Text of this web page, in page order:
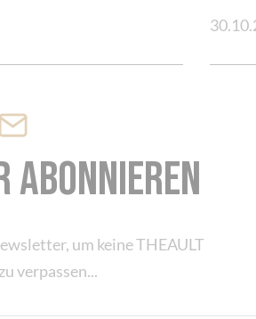
um keine THEAULT
verpassen...